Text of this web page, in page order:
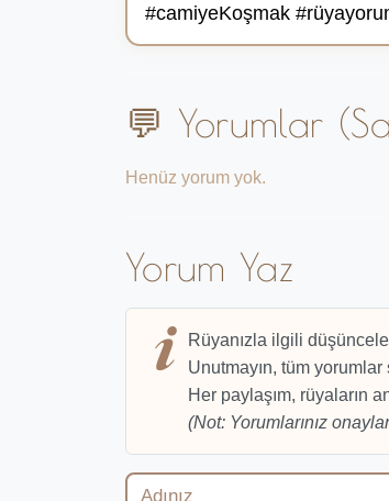
#camiyeKoşmak
💬 Yorumlar
Henüz yorum yok.
Yorum Yaz
Rüyanızla ilgili
Unutmayın, tüm
Her paylaşım, rüyaların
(Not: Yorumlarınız